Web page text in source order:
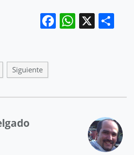
Facebook
X
Siguiente